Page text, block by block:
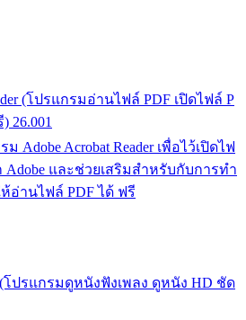
(โปรแกรมอ่านไฟล์ PDF เปิดไฟล์ P
26.001
Adobe Acrobat Reader เพื่อไว้เปิดไฟ
Adobe และช่วยเสริมสำหรับกับการทำ
ห้อ่านไฟล์ PDF ได้ ฟรี
(โปรแกรมดูหนังฟังเพลง ดูหนัง HD ชัด